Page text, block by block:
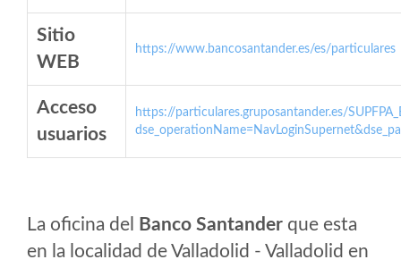
Sitio
WEB
https://www.bancosantander.es/es/particulares
Acceso
usuarios
https://particulares.gruposantander.es/
La oficina del Banco Santander que esta
en la localidad de Valladolid - Valladolid en